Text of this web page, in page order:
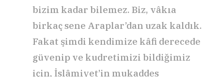
bizim kadar bilemez. Biz, vâkıa
birkaç sene Araplar’dan uzak kaldık.
Fakat şimdi kendimize kâfi derecede
güvenip ve kudretimizi bildiğimiz
için, İslâmiyet’in mukaddes